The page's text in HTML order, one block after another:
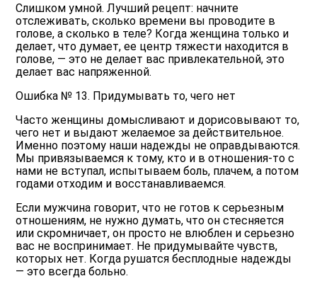
Слишком умной. Лучший рецепт: начните
отслеживать, сколько времени вы проводите в
голове, а сколько в теле? Когда женщина только и
делает, что думает, ее центр тяжести находится в
голове, — это не делает вас привлекательной, это
делает вас напряженной.
Ошибка № 13. Придумывать то, чего нет
Часто женщины домысливают и дорисовывают то,
чего нет и выдают желаемое за действительное.
Именно поэтому наши надежды не оправдываются.
Мы привязываемся к тому, кто и в отношения-то с
нами не вступал, испытываем боль, плачем, а потом
годами отходим и восстанавливаемся.
Если мужчина говорит, что не готов к серьезным
отношениям, не нужно думать, что он стесняется
или скромничает, он просто не влюблен и серьезно
вас не воспринимает. Не придумывайте чувств,
которых нет. Когда рушатся бесплодные надежды
— это всегда больно.